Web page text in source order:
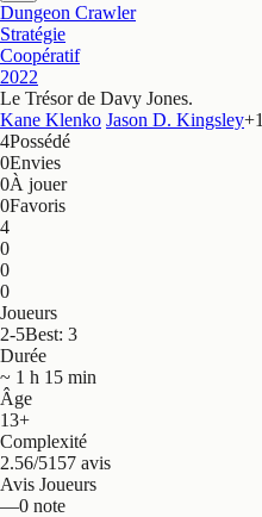
Dungeon Crawler
Stratégie
Coopératif
2022
Le Trésor de Davy Jones.
Kane Klenko Jason D. Kingsley+1
4Possédé
0Envies
0À jouer
0Favoris
4
0
0
0
Joueurs
2-5Best: 3
Durée
~ 1 h 15 min
Âge
13+
Complexité
2.56/5157 avis
Avis Joueurs
—0 note